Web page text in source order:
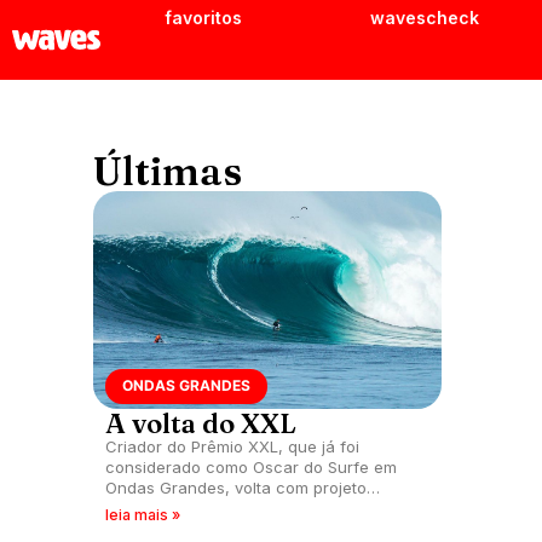
favoritos wavescheck
Últimas
ONDAS GRANDES
A volta do XXL
Criador do Prêmio XXL, que já foi
considerado como Oscar do Surfe em
Ondas Grandes, volta com projeto
renovado.
leia mais »